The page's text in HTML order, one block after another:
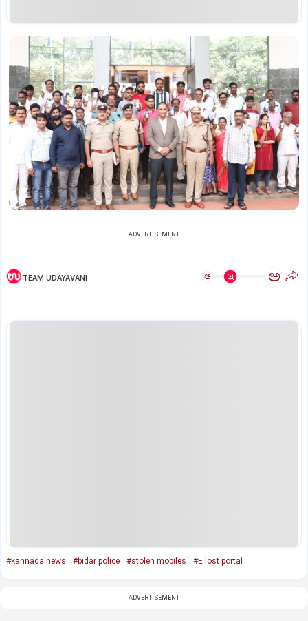
ADVERTISEMENT
TEAM UDAYAVANI ಅ ಅ
#kannada news #bidar police #stolen mobiles #E lost portal
ADVERTISEMENT